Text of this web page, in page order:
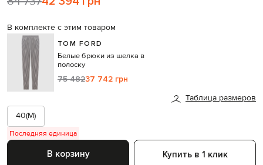
В комплекте с этим товаром
TOM FORD
Белые брюки из шелка в
полоску
75 48237 742 грн
Таблица размеров
40(M)
Последняя единица
В корзину Купить в 1 клик